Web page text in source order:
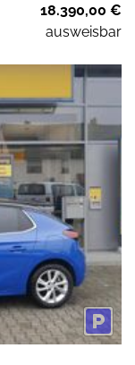
18.390,00 €
ausweisbar